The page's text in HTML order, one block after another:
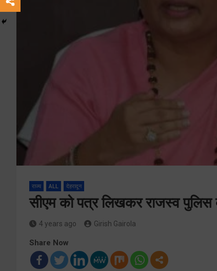
राज्य ALL देहरादून
सीएम को पत्र लिखकर राजस्व पुलिस
4 years ago Girish Gairola
Share Now